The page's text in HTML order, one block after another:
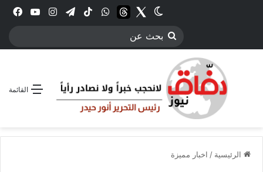
انستقرامتيلقرام‫TikTokواتسابthreadsTwitter
الوضع المظلم
بحث
القائمة
الرئيسية / اخبار مميزة